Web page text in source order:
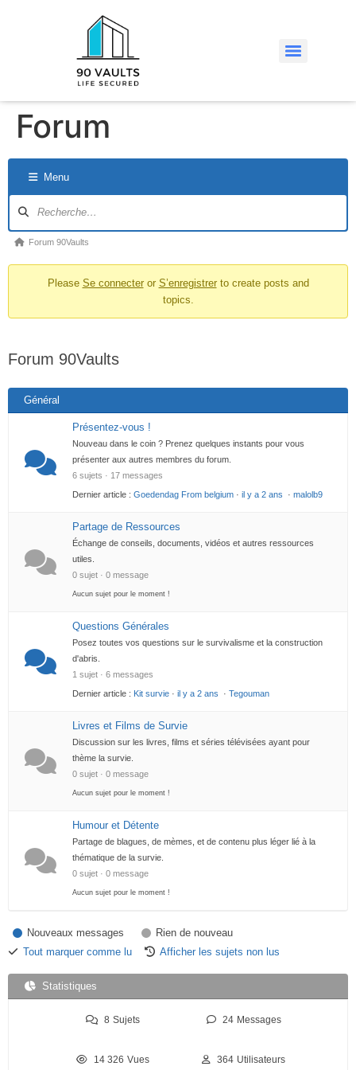
Forum
Menu
Forum 90Vaults
Please Se connecteror S’enregistrerto create posts and
topics.
Forum 90Vaults
Général
Présentez-vous !
Nouveau dans le coin ? Prenez quelques instants pour vous
présenter aux autres membres du forum.
6 sujets · 17 messages
Dernier article : Goedendag From belgium · il y a 2 ans · malolb9
Partage de Ressources
Échange de conseils, documents, vidéos et autres ressources
utiles.
0 sujet · 0 message
Aucun sujet pour le moment !
Questions Générales
Posez toutes vos questions sur le survivalisme et la construction
d'abris.
1 sujet · 6 messages
Dernier article : Kit survie · il y a 2 ans · Tegouman
Livres et Films de Survie
Discussion sur les livres, films et séries télévisées ayant pour
thème la survie.
0 sujet · 0 message
Aucun sujet pour le moment !
Humour et Détente
Partage de blagues, de mèmes, et de contenu plus léger lié à la
thématique de la survie.
0 sujet · 0 message
Aucun sujet pour le moment !
Nouveaux messages
Rien de nouveau
Tout marquer comme lu
Afficher les sujets non lus
Statistiques
8 Sujets 24 Messages
14 326 Vues 364 Utilisateurs